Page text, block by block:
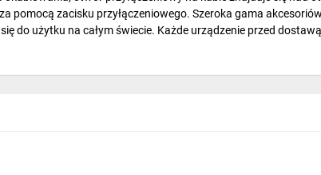
pomocą zacisku przyłączeniowego. Szeroka gama
do użytku na całym świecie. Każde urządzenie przed